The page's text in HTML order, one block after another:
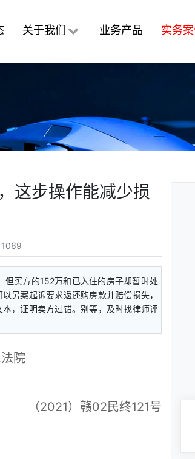
关于我们 业务产品 实务案
这步操作能减少损
买方的152万和已入住的房子却暂时处
另案起诉要求返还购房款并赔偿损失，
，证明卖方过错。别等，及时找律师评
院
（2021）赣02民终121号